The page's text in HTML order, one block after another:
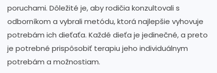
poruchami. Dôležité je, aby rodičia konzultovali s
odborníkom a vybrali metódu, ktorá najlepšie vyhovuje
potrebám ich dieťaťa. Každé dieťa je jedinečné, a preto
je potrebné prispôsobiť terapiu jeho individuálnym
potrebám a možnostiam.